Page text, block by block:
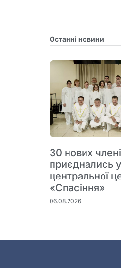
Останні новини
30 нових
приєднались
центральної
«Спасіння»
06.08.2026